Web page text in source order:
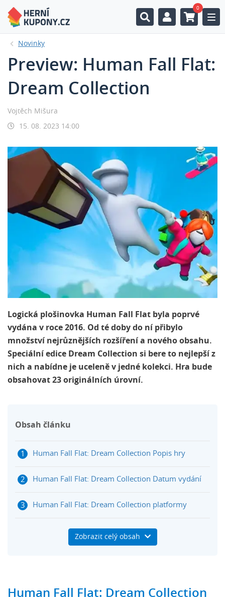
0
Novinky
Preview: Human Fall Flat:
Dream Collection
Vojtěch Mišura
15. 08. 2023 14:00
Logická plošinovka Human Fall Flat byla poprvé
vydána v roce 2016. Od té doby do ní přibylo
množství nejrůznějších rozšíření a nového obsahu.
Speciální edice Dream Collection si bere to nejlepší z
nich a nabídne je uceleně v jedné kolekci. Hra bude
obsahovat 23 originálních úrovní.
Obsah článku
Human Fall Flat: Dream Collection Popis hry
Human Fall Flat: Dream Collection Datum vydání
Human Fall Flat: Dream Collection platformy
Human Fall Flat: Dream Collection Trailer
Zobrazit celý obsah
Human Fall Flat: Dream Collection